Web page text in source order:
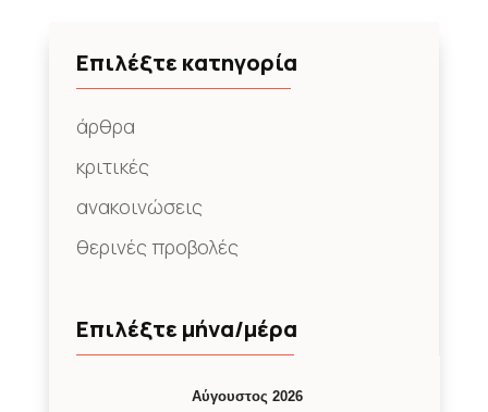
Επιλέξτε κατηγορία
άρθρα
κριτικές
ανακοινώσεις
θερινές προβολές
Επιλέξτε μήνα/μέρα
Αύγουστος 2026